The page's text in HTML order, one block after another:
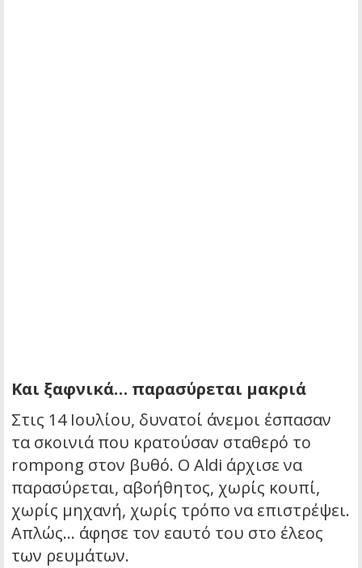
Και ξαφνικά… παρασύρεται μακριά
Στις 14 Ιουλίου, δυνατοί άνεμοι έσπασαν
τα σκοινιά που κρατούσαν σταθερό το
rompong στον βυθό. Ο Aldi άρχισε να
παρασύρεται, αβοήθητος, χωρίς κουπί,
χωρίς μηχανή, χωρίς τρόπο να επιστρέψει.
Απλώς… άφησε τον εαυτό του στο έλεος
των ρευμάτων.